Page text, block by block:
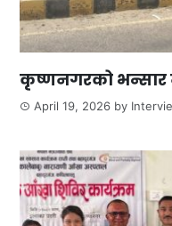
कृष्णनगरको भन्सार
April 19, 2026 by